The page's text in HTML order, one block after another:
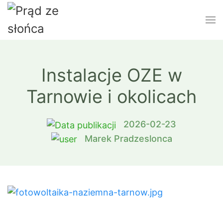
Instalacje OZE w
Tarnowie i okolicach
2026-02-23
Marek Pradzeslonca